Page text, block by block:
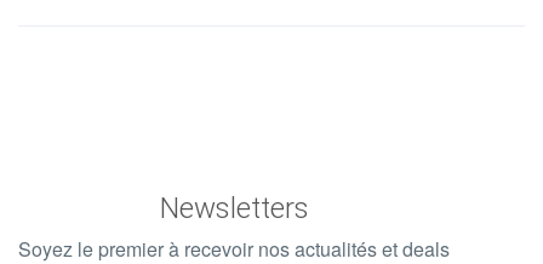
Newsletters
Soyez le premier à recevoir nos actualités et deals